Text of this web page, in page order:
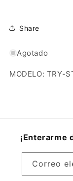
Share
Agotado
MODELO: TRY-
¡Enterarme
Correo